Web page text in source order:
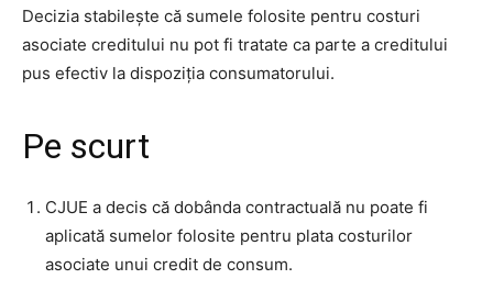
Decizia stabilește că sumele folosite pentru costuri
asociate creditului nu pot fi tratate ca parte a creditului
pus efectiv la dispoziția consumatorului.
Pe scurt
CJUE a decis că dobânda contractuală nu poate fi
aplicată sumelor folosite pentru plata costurilor
asociate unui credit de consum.